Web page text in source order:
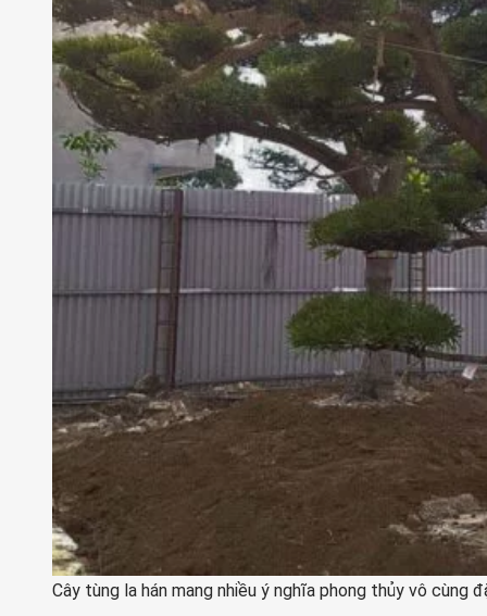
Cây tùng la hán mang nhiều ý nghĩa phong thủy vô cùng